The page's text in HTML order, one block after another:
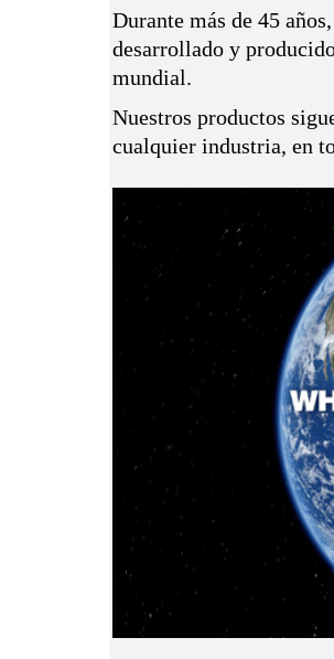
Durante más de 45
desarrollado y
mundial.
Nuestros productos
cualquier industria, en